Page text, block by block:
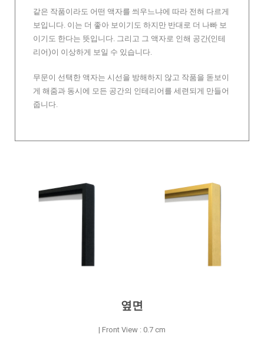
같은 작품이라도 어떤 액자를 씌우느냐에 따라 전혀 다르게
보입니다. 이는 더 좋아 보이기도 하지만 반대로 더 나빠 보
이기도 한다는 뜻입니다. 그리고 그 액자로 인해 공간(인테
리어)이 이상하게 보일 수 있습니다.
무문이 선택한 액자는 시선을 방해하지 않고 작품을 돋보이
게 해줌과 동시에 모든 공간의 인테리어를 세련되게 만들어
줍니다.
옆면
| Front View : 0.7 cm